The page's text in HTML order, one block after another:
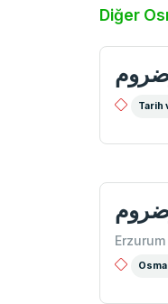
Diğer
Tarih
Erzurum